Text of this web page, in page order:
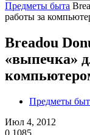
Предметы быта
работы за
Breadou
«выпечка»
Предметы
Июл 4, 2012
0 1085